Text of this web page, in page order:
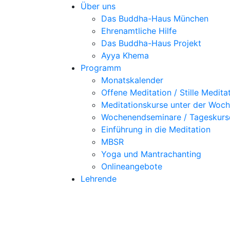
Über uns
Das Buddha-Haus München
Ehrenamtliche Hilfe
Das Buddha-Haus Projekt
Ayya Khema
Programm
Monatskalender
Offene Meditation / Stille
Meditationskurse unter der
Wochenendseminare /
Einführung in die Meditation
MBSR
Yoga und Mantrachanting
Onlineangebote
Lehrende